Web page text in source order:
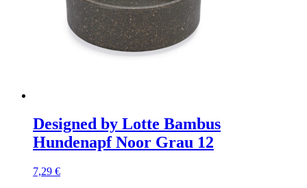
Designed by Lotte Bambus
Hundenapf Noor Grau 12
7,29 €